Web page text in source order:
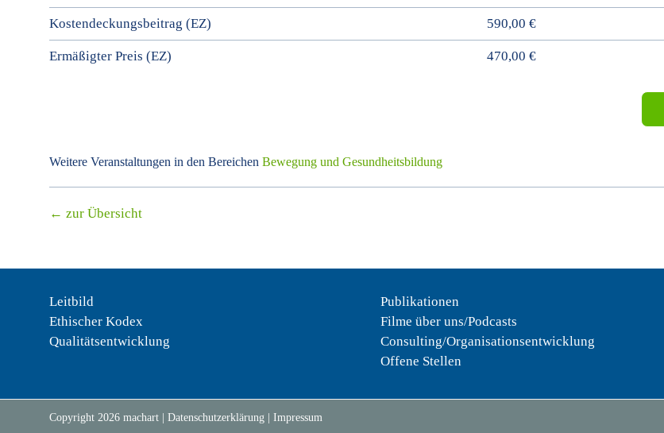
Kostendeckungsbeitrag (EZ) 590,00 €
Ermäßigter Preis (EZ) 470,00 €
Weitere Veranstaltungen in den Bereichen Bewegung und Gesundheitsbildung
← zur Übersicht
Leitbild
Ethischer Kodex
Qualitätsentwicklung
Publikationen
Filme über uns/Podcasts
Consulting/Organisationsentwicklung
Offene Stellen
Copyright 2026 machart Datenschutzerklärung Impressum